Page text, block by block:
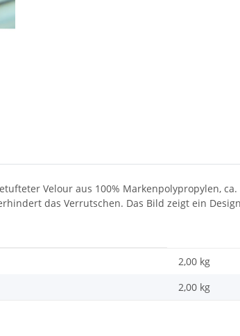
Velour aus 100% Markenpolypropylen,
das Verrutschen. Das Bild zeigt ein
2,00 kg
2,00 kg